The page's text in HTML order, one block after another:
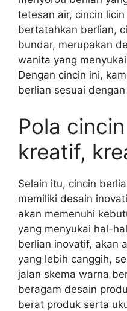
tetesan air, cincin
bertatahkan berlian,
bundar, merupakan
wanita yang
Dengan cincin ini,
berlian sesuai
Pola
kreatif,
Selain itu, cincin
memiliki desain
akan memenuhi
yang menyukai hal-
berlian inovatif, akan
yang lebih canggih,
jalan skema warna
beragam desain
berat produk serta